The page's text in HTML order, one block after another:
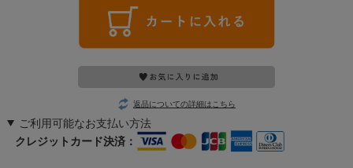
返品についての詳細はこちら
ご利用可能なお支払い方法
クレジットカード決済：